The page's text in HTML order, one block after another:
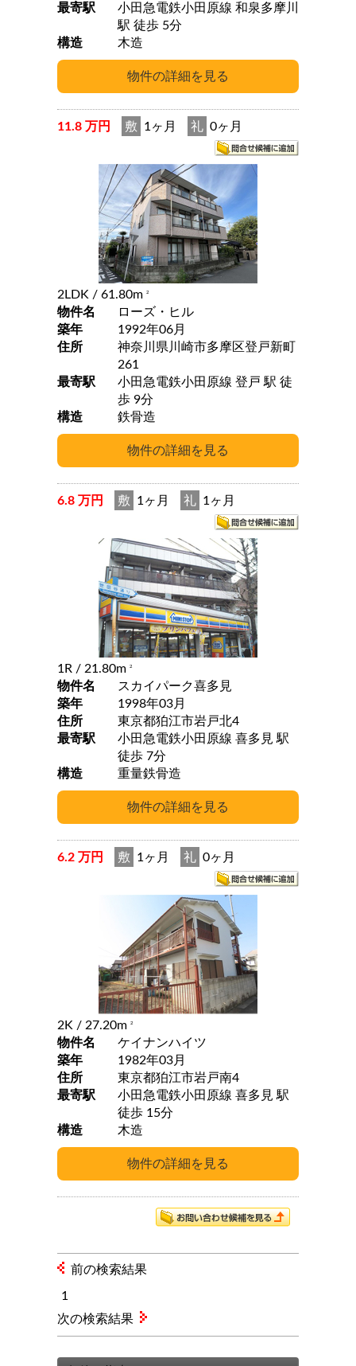
最寄駅
小田急電鉄小田原線 和泉多摩川
駅 徒歩 5分
構造
木造
11.8 万円 敷 1ヶ月 礼 0ヶ月
2LDK / 61.80m 2
物件名
ローズ・ヒル
築年
1992年06月
住所
神奈川県川崎市多摩区登戸新町
261
最寄駅
小田急電鉄小田原線 登戸 駅 徒
歩 9分
構造
鉄骨造
6.8 万円 敷 1ヶ月 礼 1ヶ月
1R / 21.80m 2
物件名
スカイパーク喜多見
築年
1998年03月
住所
東京都狛江市岩戸北4
最寄駅
小田急電鉄小田原線 喜多見 駅
徒歩 7分
構造
重量鉄骨造
6.2 万円 敷 1ヶ月 礼 0ヶ月
2K / 27.20m 2
物件名
ケイナンハイツ
築年
1982年03月
住所
東京都狛江市岩戸南4
最寄駅
小田急電鉄小田原線 喜多見 駅
徒歩 15分
構造
木造
前の検索結果
1